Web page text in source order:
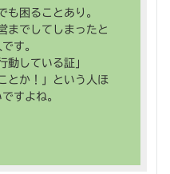
も困ることあり。
までしてしまったと
す。
動している証」
とか！」という人ほ
すよね。